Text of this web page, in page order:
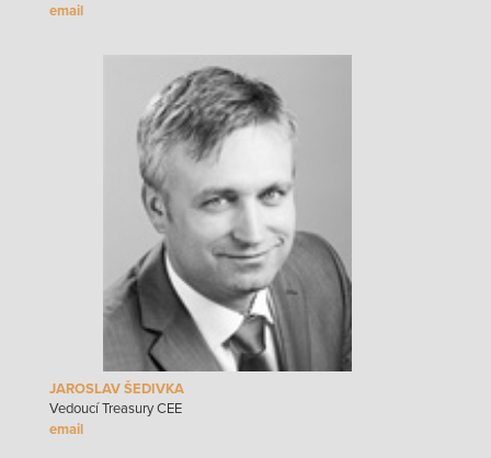
JAROSLAV ŠEDIVKA
Vedoucí Treasury CEE